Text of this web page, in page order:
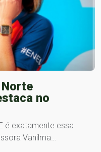
no
é exatamente essa
Vanilma…